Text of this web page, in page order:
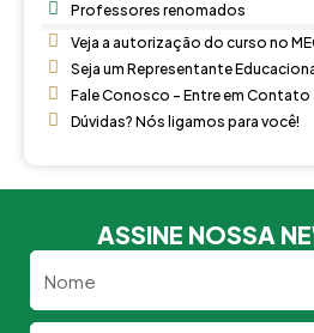
Professores renomados
Veja a autorização do curso no
Seja um Representante
Fale Conosco - Entre em Contato
Dúvidas? Nós ligamos para você!
ASSINE NOSSA